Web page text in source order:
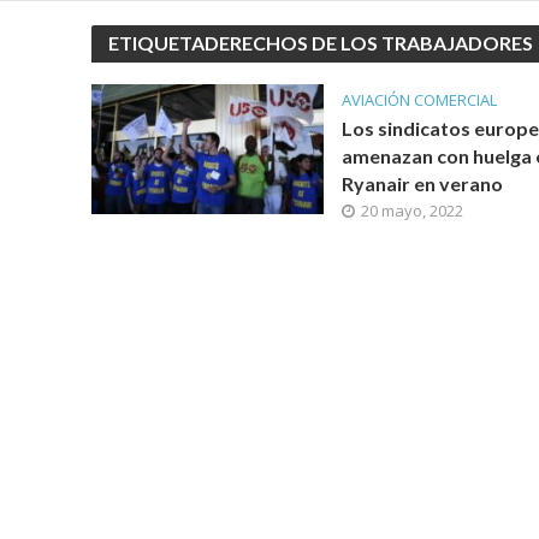
ETIQUETADERECHOS DE LOS TRABAJADORES
AVIACIÓN COMERCIAL
Los sindicatos
amenazan con huelga
Ryanair en verano
20 mayo, 2022